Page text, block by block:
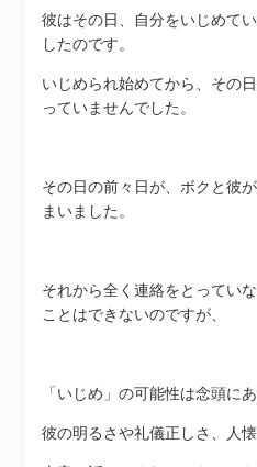
彼はその日、自分をいじめて
したのです。
いじめられ始めてから、その
っていませんでした。
その日の前々日が、ボクと彼
まいました。
それから全く連絡をとってい
ことはできないのですが、
「いじめ」の可能性は念頭に
彼の明るさや礼儀正しさ、人